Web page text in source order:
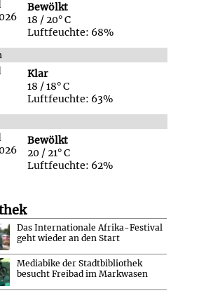
Bewölkt
18 / 20° C
Luftfeuchte: 68%
Klar
18 / 18° C
Luftfeuchte: 63%
Bewölkt
20 / 21° C
Luftfeuchte: 62%
Das Internationale Afrika-Festival
geht wieder an den Start
Mediabike der Stadtbibliothek
besucht Freibad im Markwasen